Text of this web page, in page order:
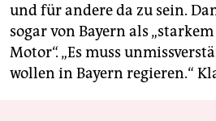
und für andere da zu sein.
sogar von Bayern als
Motor“. „Es muss
wollen in Bayern regieren.“